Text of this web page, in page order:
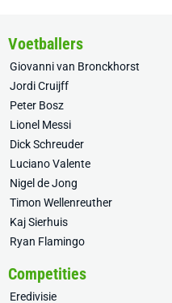
Voetballers
Giovanni van Bronckhorst
Jordi Cruijff
Peter Bosz
Lionel Messi
Dick Schreuder
Luciano Valente
Nigel de Jong
Timon Wellenreuther
Kaj Sierhuis
Ryan Flamingo
Competities
Eredivisie